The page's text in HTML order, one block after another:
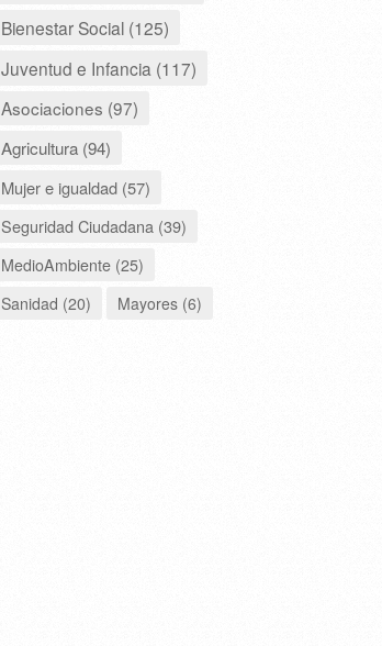
Bienestar Social (125)
Juventud e Infancia (117)
Asociaciones (97)
Agricultura (94)
Mujer e igualdad (57)
Seguridad Ciudadana (39)
MedioAmbiente (25)
Sanidad (20)
Mayores (6)